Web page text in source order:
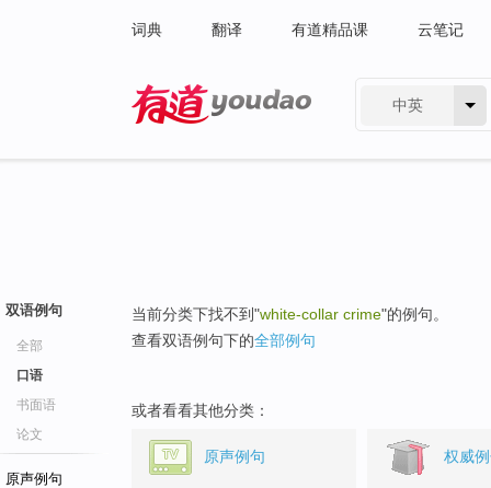
词典 翻译 有道精品课 云笔记
中英
双语例句
全部
口语
书面语
论文
原声例句
当前分类下找不到"white-collar crime"的例句。
查看双语例句下的全部例句
或者看看其他分类：
原声例句 权威